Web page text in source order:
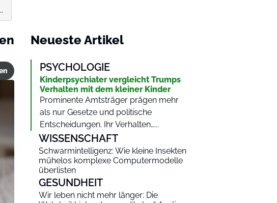
Neueste Artikel
PSYCHOLOGIE
Kinderpsychiater vergleicht Trumps
Verhalten mit dem kleiner Kinder
Prominente Amtsträger prägen mehr
als nur Gesetze und politische
Entscheidungen. Ihr Verhalten…...
WISSENSCHAFT
Schwarmintelligenz: Wie kleine Insekten
mühelos komplexe Computermodelle
überlisten
GESUNDHEIT
Wir leben nicht mehr länger: Die